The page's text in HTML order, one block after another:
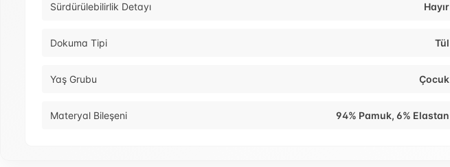
Sürdürülebilirlik Detayı Hayır
Dokuma Tipi Tül
Yaş Grubu Çocuk
Materyal Bileşeni 94% Pamuk, 6% Elastan